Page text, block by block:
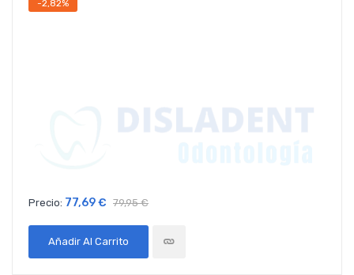
-2,82%
Precio: 77,69 € 79,95 €
Añadir Al Carrito